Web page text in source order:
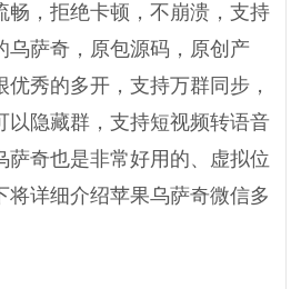
畅，拒绝卡顿，不崩溃，支持
乌萨奇，原包源码，原创产
秀的多开，支持万群同步，
以隐藏群，支持短视频转语音
萨奇也是非常好用的、虚拟位
将详细介绍苹果乌萨奇微信多